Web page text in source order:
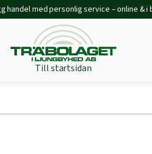
handel med personlig service – online & i
Till startsidan